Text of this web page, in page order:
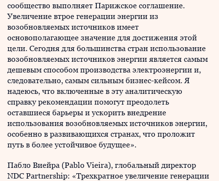
сообщество выполняет Парижское соглашение.
Увеличение втрое генерации энергии из
возобновляемых источников имеет
основополагающее значение для достижения этой
цели. Сегодня для большинства стран использование
возобновляемых источников энергии является самым
дешевым способом производства электроэнергии и,
следовательно, самым сильным бизнес-кейсом. Я
надеюсь, что включенные в эту аналитическую
справку рекомендации помогут преодолеть
оставшиеся барьеры и ускорить внедрение
использования возобновляемых источников энергии,
особенно в развивающихся странах, что проложит
путь в более устойчивое будущее».
Пабло Виейра (Pablo Vieira), глобальный директор
NDC Partnership: «Трехкратное увеличение генерации